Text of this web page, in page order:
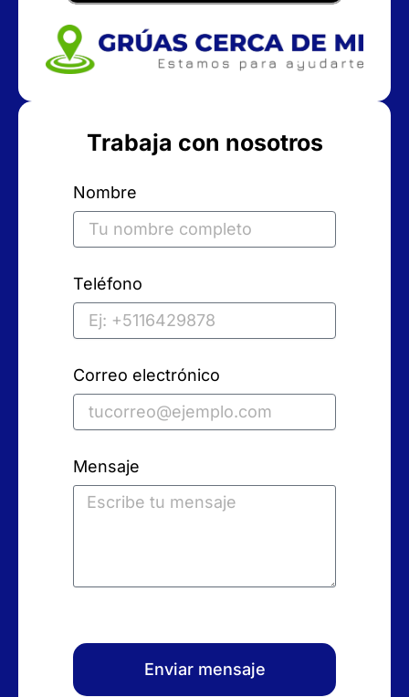
Trabaja con nosotros
Nombre
Teléfono
Correo electrónico
Mensaje
Enviar mensaje